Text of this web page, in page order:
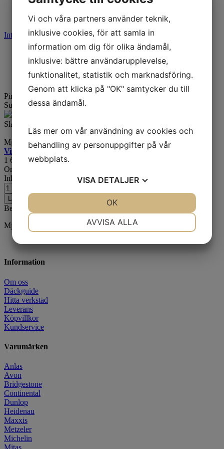
Varumärken
Integritetspolicy Cookies
Start
Offroad
Pirelli MT60 RS 150/80B16
Pirelli MT60 RS 150/80B16
77H TL Bak
Supermotard & OffroadArtikelnummer:
Slanglöst däck (slangmontage möjligt). Godkänt för 210 km/h.
Mjuk blandning som ger bra allround-grepp för motardhojar.
Visa alla storlekar för denna modell >>>
1 669
kr
Ord. pris:
Inkl. moms
Lägg i varukorgen
Beskrivning
Mjuk blandning som ger bra allround-grepp för motardhojar.
Information
Om oss
Däckguide
Hitta verkstad
Leverans
Köpvillkor
Kundservice
Varumärken
Anlas
Avon
Bridgestone
Continental
Dunlop
Heidenau
Maxxis
Metzeler
Michelin
Mitas
Vi och våra partners använder teknik,
inklusive cookies, för att samla in
information om dig för olika ändamål,
inklusive: bättre användarupplevelse,
funktionalitet, statistik och marknadsföring.
Genom att klicka på "OK" samtycker du till
dessa ändamål.
Läs mer om vår användning av cookies och
behandling av personuppgifter på vår
webbplats.
VISA DETALJER
AVVISA ALLA
OK